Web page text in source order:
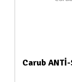
Carub ANTİ-